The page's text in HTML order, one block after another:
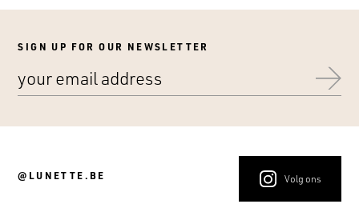
SIGN UP FOR OUR NEWSLETTER
@LUNETTE.BE Volg ons